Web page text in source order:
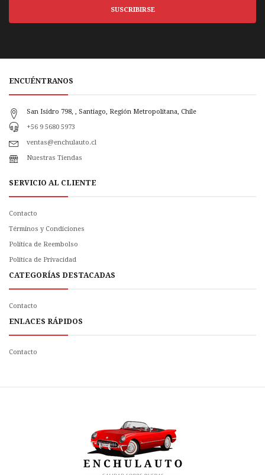
SUSCRIBIRSE
ENCUÉNTRANOS
San Isidro 798, , Santiago, Región Metropolitana, Chile
+56 9 5680 5973
ventas@enchulauto.cl
Nuestras Tiendas
SERVICIO AL CLIENTE
Contacto
Términos y Condiciones
Política de Reembolso
Politica de Privacidad
CATEGORÍAS DESTACADAS
Contacto
ENLACES RÁPIDOS
Contacto